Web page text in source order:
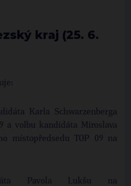
kraj (25. 6.
Karla Schwarzenberga
a volbu kandidáta Miroslava
místopředsedu TOP 09 na
Pavola Lukšu na